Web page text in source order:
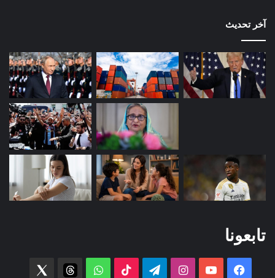
آخر تحديث
تابعونا
فيسبوك ‫YouTubeانستقرامتيلقرام ‫TikTok واتساب threads